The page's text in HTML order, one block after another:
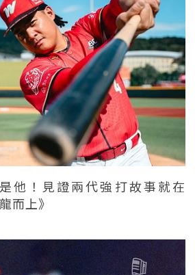
他！見證兩代強打故事就在
而上》